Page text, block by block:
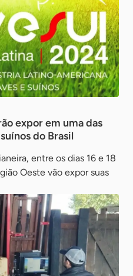
expor em uma das
do Brasil
entre os dias 16 e 18
Oeste vão expor suas